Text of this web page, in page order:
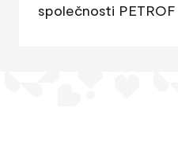
společnosti PETROF